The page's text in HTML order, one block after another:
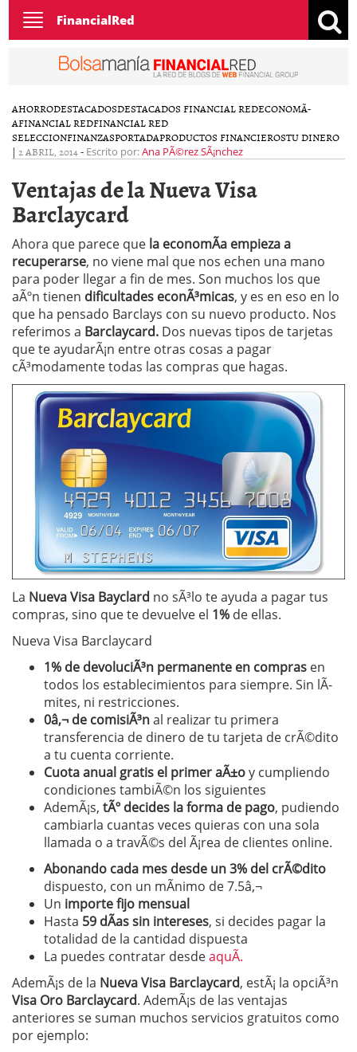
Toggle
navigation
FinancialRed
AHORRODESTACADOSDESTACADOS FINANCIAL REDECONOMÃ­
AFINANCIAL REDFINANCIAL RED
SELECCIONFINANZASPORTADAPRODUCTOS FINANCIEROSTU DINERO
| 2 ABRIL, 2014- Escrito por:Ana PÃ©rez SÃ¡nchez
Ventajas de la Nueva Visa
Barclaycard
Ahora que parece que la economÃ­a empieza a
recuperarse, no viene mal que nos echen una mano
para poder llegar a fin de mes. Son muchos los que
aÃºn tienen dificultades econÃ³micas, y es en eso en lo
que ha pensado Barclays con su nuevo producto. Nos
referimos a Barclaycard. Dos nuevas tipos de tarjetas
que te ayudarÃ¡n entre otras cosas a pagar
cÃ³modamente todas las compras que hagas.
La Nueva Visa Bayclard no sÃ³lo te ayuda a pagar tus
compras, sino que te devuelve el 1% de ellas.
Nueva Visa Barclaycard
1% de devoluciÃ³n permanente en compras en
todos los establecimientos para siempre. Sin lÃ­
mites, ni restricciones.
0â‚¬ de comisiÃ³nal realizar tu primera
transferencia de dinero de tu tarjeta de crÃ©dito
a tu cuenta corriente.
Cuota anual gratis el primer aÃ±oy cumpliendo
condiciones tambiÃ©n los siguientes
AdemÃ¡s, tÃº decides la forma de pago, pudiendo
cambiarla cuantas veces quieras con una sola
llamada o a travÃ©s del Ã¡rea de clientes online.
Abonando cada mes desde un 3% del crÃ©dito
dispuesto, con un mÃ­nimo de 7.5â‚¬
Un importe fijo mensual
Hasta 59 dÃ­as sin intereses, si decides pagar la
totalidad de la cantidad dispuesta
La puedes contratar desdeaquÃ­.
AdemÃ¡s de la NuevaVisa Barclaycard, estÃ¡ la opciÃ³n
Visa Oro Barclaycard. AdemÃ¡s de las ventajas
anteriores se suman muchos servicios gratuitos como
por ejemplo: